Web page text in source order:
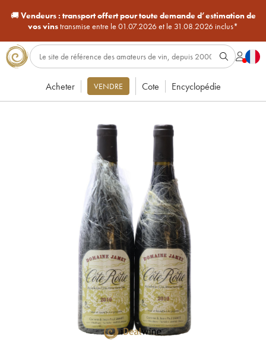
🚚Vendeurs : transport offert pour toute demande d’estimation de
vos vinstransmise entre le 01.07.2026 et le 31.08.2026 inclus*
Acheter VENDRE Cote Encyclopédie